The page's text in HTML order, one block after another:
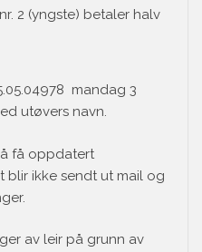
2 (yngste) betaler halv
mandag 3
utøvers navn.
få oppdatert
blir ikke sendt ut mail og
av leir på grunn av